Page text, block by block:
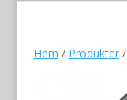
Hem / Produkter/